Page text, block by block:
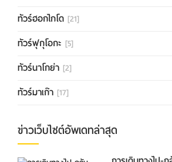
ทัวร์ฮอกไกโด [21]
ทัวร์ฟุกุโอกะ [5]
ทัวร์นาโกย่า [2]
ทัวร์มาเก๊า [17]
ข่าวเว็บไซต์อัพเดทล่าสุด